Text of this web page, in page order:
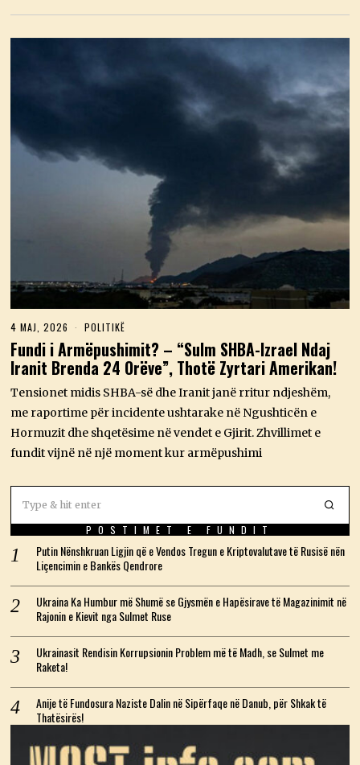
4 MAJ, 2026
A
J
,
2
0
2
6
POLITIKË
Fundi i Armëpushimit? – “Sulm SHBA-Izrael Ndaj
Iranit Brenda 24 Orëve”, Thotë Zyrtari Amerikan!
Tensionet midis SHBA-së dhe Iranit janë rritur ndjeshëm,
me raportime për incidente ushtarake në Ngushticën e
Hormuzit dhe shqetësime në vendet e Gjirit. Zhvillimet e
fundit vijnë në një moment kur armëpushimi
POSTIMET E FUNDIT
Putin Nënshkruan Ligjin që e Vendos Tregun e Kriptovalutave të Rusisë nën
Liçencimin e Bankës Qendrore
Ukraina Ka Humbur më Shumë se Gjysmën e Hapësirave të Magazinimit në
Rajonin e Kievit nga Sulmet Ruse
Ukrainasit Rendisin Korrupsionin Problem më të Madh, se Sulmet me
Raketa!
Anije të Fundosura Naziste Dalin në Sipërfaqe në Danub, për Shkak të
Thatësirës!